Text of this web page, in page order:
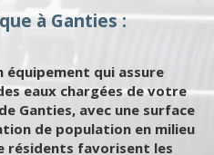
à Ganties :
équipement qui assure
eaux chargées de votre
Ganties, avec une surface
de population en milieu
résidents favorisent les